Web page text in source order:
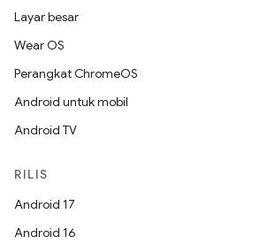
Layar besar
Wear OS
Perangkat ChromeOS
Android untuk mobil
Android TV
RILIS
Android 17
Android 16